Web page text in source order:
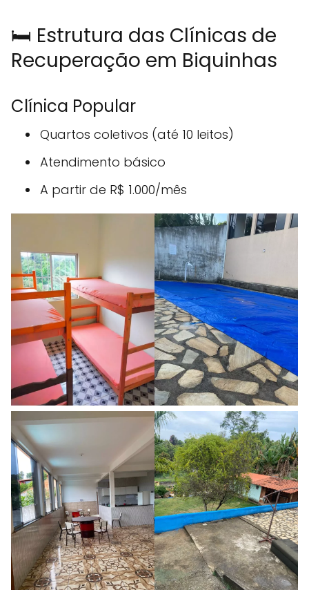
🛏️ Estrutura das Clínicas de
Recuperação em Biquinhas
Clínica Popular
Quartos coletivos (até 10 leitos)
Atendimento básico
A partir de R$ 1.000/mês